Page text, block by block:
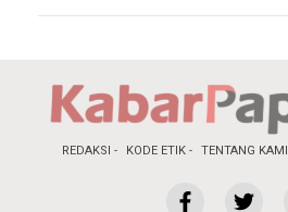
REDAKSI KODE ETIK TENTANG KAMI